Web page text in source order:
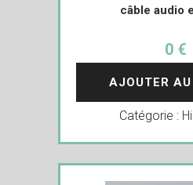
câble audio
0 €
AJOUTER
Catégorie :